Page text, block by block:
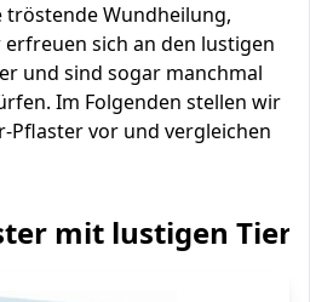
Wundheilung,
sich an den lustigen
und sind sogar manchmal
Im Folgenden stellen wir
Pflaster vor und vergleichen
mit lustigen